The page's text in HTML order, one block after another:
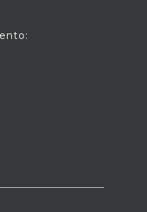
(IRN), o
da Moeda
quiosques
quiosques de
Portal da